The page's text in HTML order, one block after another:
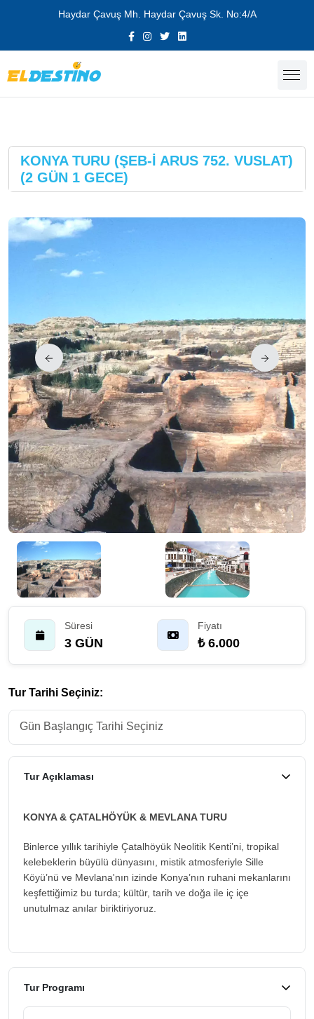
Haydar Çavuş Mh. Haydar Çavuş Sk. No:4/A
KONYA TURU (ŞEB-İ ARUS 752. VUSLAT)
(2 GÜN 1 GECE)
Süresi
3 GÜN
Fiyatı
₺ 6.000
Tur Tarihi Seçiniz:
Tur Açıklaması
KONYA & ÇATALHÖYÜK & MEVLANA TURU
Binlerce yıllık tarihiyle Çatalhöyük Neolitik Kenti’ni, tropikal
kelebeklerin büyülü dünyasını, mistik atmosferiyle Sille
Köyü’nü ve Mevlana'nın izinde Konya’nın ruhani mekanlarını
keşfettiğimiz bu turda; kültür, tarih ve doğa ile iç içe
unutulmaz anılar biriktiriyoruz.
Tur Programı